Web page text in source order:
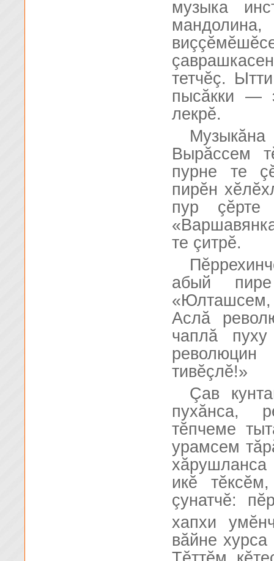
музыка
тетчĕç.
пысăкки —
лекрĕ.
Вырăссем
пурне те
пирĕн
пур çĕрте
те çитрĕ.
абый
Аслă
чаплă
тивĕçлĕ!»
Çав
пухăнса,
тĕпчеме
урамсем
икĕ
çунатчĕ:
хапхи
вăйне